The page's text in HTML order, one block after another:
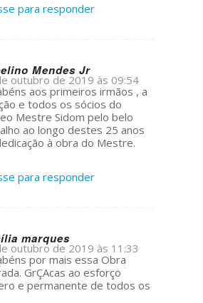
para responder
Mendes Jr
outubro de 2019 às 09:54
aos primeiros irmãos , a
e todos os sócios do
Mestre Sidom pelo belo
ao longo destes 25 anos
à obra do Mestre.
para responder
marques
outubro de 2019 às 11:33
por mais essa Obra
GrÇAcas ao esforço
e permanente de todos os